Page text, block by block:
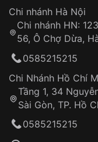
Hotline: 0585 215
Từ khóa SEO:
Khách hàng
Đảm bảo
Đồng hành
trình sử dụng
Chi nhánh Hà Nội
Chi nhánh HN:
56, Ô Chợ Dừa,
0585215215
Chi Nhánh Hồ Chí
Tầng 1, 34
Sài Gòn, TP. Hồ
0585215215